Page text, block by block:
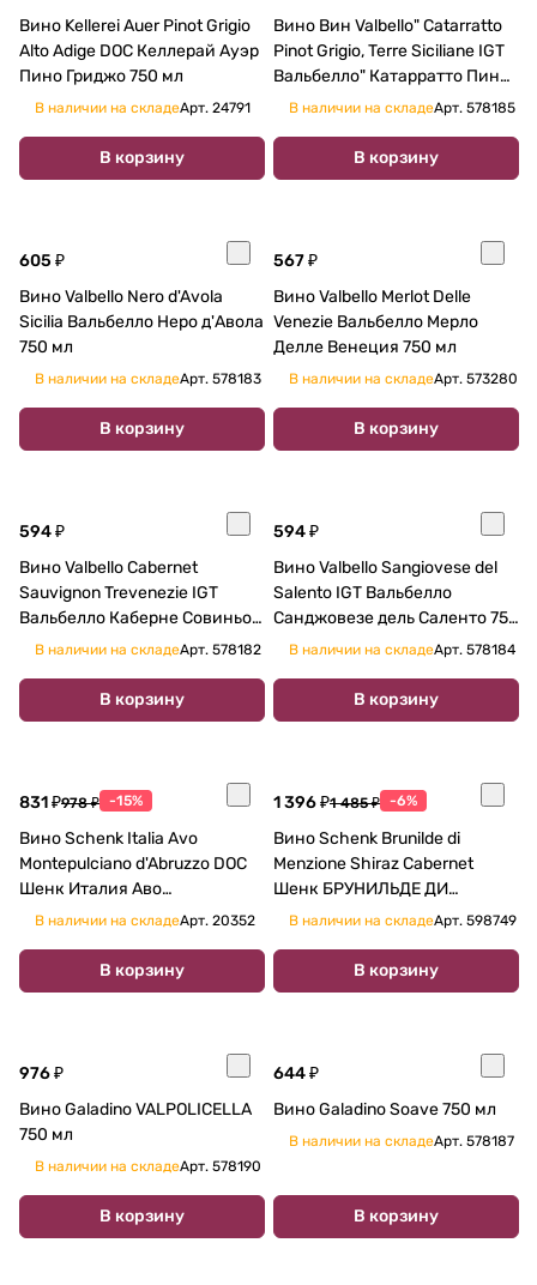
Вино Kellerei Auer Pinot Grigio
Alto Adige DOC Келлерай Ауэр
Пино Гриджо 750 мл
В наличии на складеАрт. 24791
В корзину
Вино Вин Valbello" Catarratto
Pinot Grigio, Terre Siciliane IGT
Вальбелло" Катарратто Пино
Гриджио, 750 мл
В наличии на складеАрт. 578185
В корзину
605 ₽
Вино Valbello Nero d'Avola
Sicilia Вальбелло Неро д'Авола
750 мл
В наличии на складеАрт. 578183
В корзину
567 ₽
Вино Valbello Merlot Delle
Venezie Вальбелло Мерло
Делле Венеция 750 мл
В наличии на складеАрт. 573280
В корзину
594 ₽
Вино Valbello Cabernet
Sauvignon Trevenezie IGT
Вальбелло Каберне Совиньон
750 мл
В наличии на складеАрт. 578182
В корзину
594 ₽
Вино Valbello Sangiovese del
Salento IGT Вальбелло
Санджовезе дель Саленто 750
млВ наличии на складеАрт. 578184
В корзину
831 ₽978 ₽ -15%
Вино Schenk Italia Avo
Montepulciano d'Abruzzo DOC
Шенк Италия Аво
Монтепульчано д'Абруццо
В наличии на складеАрт. 20352
В корзину
1 396 ₽1 485 ₽ -6%
Вино Schenk Brunilde di
Menzione Shiraz Cabernet
Шенк БРУНИЛЬДЕ ДИ
МЕНЦИОНЕ ШИРАЗ КАБЕРНЕ
В наличии на складеАрт. 598749
В корзину
976 ₽
Вино Galadino VALPOLICELLA
750 мл
В наличии на складеАрт. 578190
В корзину
644 ₽
Вино Galadino Soave 750 мл
В наличии на складеАрт. 578187
В корзину